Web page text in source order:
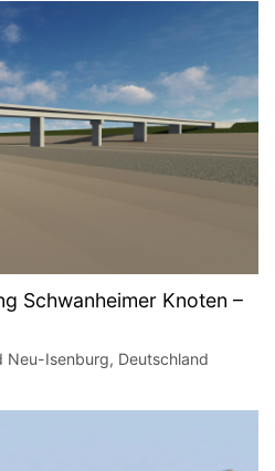
Schwanheimer Knoten –
Neu-Isenburg, Deutschland